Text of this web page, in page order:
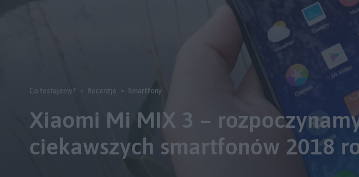
Co testujemy? Recenzje Smartfony
Xiaomi Mi MIX 3 –
ciekawszych smartfonów 2018